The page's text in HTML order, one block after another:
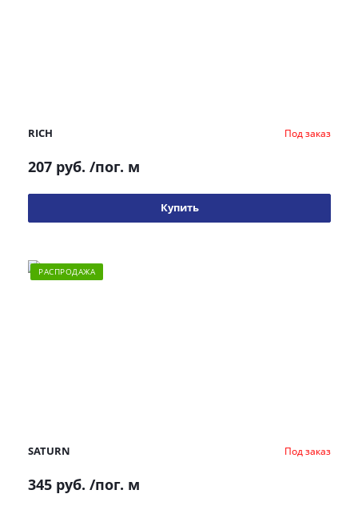
RICH Под заказ
207 руб. /пог. м
Купить
РАСПРОДАЖА
SATURN Под заказ
345 руб. /пог. м